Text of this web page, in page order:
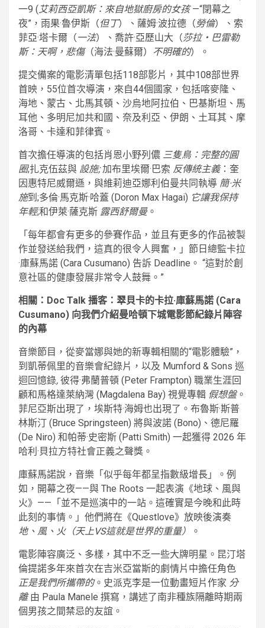
一9 (艾莉西亞凱斯：來自地獄廚房的女孩—“閉幕之
夜”，雨果·魯伊斯（但丁）、薩姆·波拉德（勞倫）、索
菲亞·塔卡爾（一法）、喬許·亞歷山大（莎拉‧巴雷勒
斯：天啊，悲傷（海法·曼蘇爾） 不明確的）。
提交備案的電影清單包括118部影片，其中108部世界
首映，55位首次導演，來自44個國家，包括喀麥隆、
海地、蒙古、北馬其頓、沙烏地阿拉伯、巴基斯坦、馬
耳他、多明尼加共和國、奈及利亞、伊朗、土耳其、摩
洛哥、卡達和菲律賓。
首次擔任導演的包括肖恩小野列儂 三隻鳥：完整的圓
圈;扎克伍茲與 設施;加布里埃爾·巴索 反傳統主義：奎
因惠特尼威爾遜，與維莉迪亞娜利伯曼共同執導 簡·米
施到;多倫·馬克斯·哈蓋 (Doron Max Hagai) 它讓我保持
年輕;和伊萊·薩克斯 露西舒爾曼。
「每年都會有更多的參賽作品，並且有更多的作品被製
作並發送給我們，這真的很令人興奮，」節日總監卡拉
·庫蘇馬諾 (Cara Cusumano) 告訴 Deadline。 “這對於創
意社區的健康發展非常令人鼓舞。”
相關：Doc Talk 播客：翠貝卡的卡拉·庫蘇馬諾 (Cara
Cusumano) 向我們介紹曼哈頓下城電影節紀錄片陣容
的內幕
音樂節目，從麥當娜與她的新專輯相關的“電影體驗”，
到凱蒂佩里的音樂會紀錄片，以及 Mumford & Sons 巡
迴回憶錄, 彼得·弗蘭普頓 (Peter Frampton) 職業生涯回
顧和馬格達萊納灣 (Magdalena Bay) 視覺專輯 假想盤。
菲尼亞斯出現了，埃斯特·海姆也出現了。布魯斯·斯普
林斯汀 (Bruce Springsteen) 將與波諾 (Bono)、德尼羅
(De Niro) 和帕蒂·史密斯 (Patti Smith) 一起獲得 2026 年
哈利·貝拉方特社會正義之聲獎。
庫蘇馬諾說，音樂「似乎每年都呈指數級增長」。例
如，開幕之夜——與 The Roots 一起表演《地球、風與
火》——「並不是巡演中的一站。這確實是今晚和此時
此刻的事情。」他們將在《Questlove》放映後演奏
地、風、火（天上VS這就是世界的重量）
。
電影陣容廣泛、多樣，其中不乏一些大牌明星。昆汀塔
倫提諾多年來首次在吉米亞當斯的劇情片中擔任角色
正是我們所攜帶的。史派克李是一位動畫短片作家 分
離由 Paula Manele 撰寫，講述了南非種族隔離時期兩
個男孩之間禁忌的友誼。